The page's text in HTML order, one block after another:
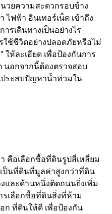
วยความสะดวกรอบข้าง
ฟฟ้า อินเทอร์เน็ต เข้าถึง
รเดินทางเป็นอย่างไร
ช้ชีวิตอย่างปลอดภัยหรือไม่
ให้ละเอียด เพื่อป้องกันการ
นอกจากนี้ต้องตรวจสอบ
ประสบปัญหาน้ำท่วมใน
คือเลือกซื้อที่ดินรูปสี่เหลี่ยม
ป็นที่ดินที่มูลค่าสูงกว่าที่ดิน
และด้านหนึ่งติดถนนยิ่งเพิ่ม
รเลือกซื้อที่ดินสิ่งที่ห้าม
ก ที่ดินให้ดี เพื่อป้องกัน